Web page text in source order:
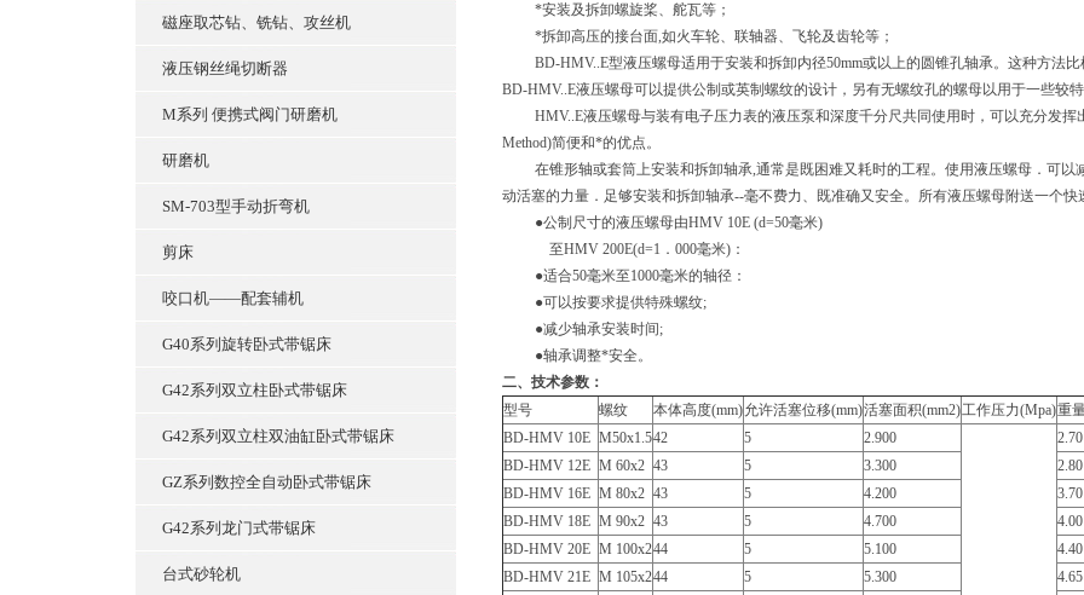
磁座取芯钻、铣钻、攻丝机
液压钢丝绳切断器
M系列 便携式阀门研磨机
研磨机
SM-703型手动折弯机
剪床
咬口机——配套辅机
G40系列旋转卧式带锯床
G42系列双立柱卧式带锯床
G42系列双立柱双油缸卧式带锯床
GZ系列数控全自动卧式带锯床
G42系列龙门式带锯床
台式砂轮机
*安装及拆卸螺旋桨、舵瓦等；
*拆卸高压的接台面,如火车轮、联轴器、飞轮及齿轮等；
BD-HMV..E型液压螺母适用于安装和拆卸内径50mm或以上的圆锥孔轴承。这种方法比
BD-HMV..E液压螺母可以提供公制或英制螺纹的设计，另有无螺纹孔的螺母以用于一些较
HMV..E液压螺母与装有电子压力表的液压泵和深度千分尺共同使用时，可以充分发挥
Method)简便和*的优点。
在锥形轴或套筒上安装和拆卸轴承,通常是既困难又耗时的工程。使用液压螺母．可以
动活塞的力量．足够安装和拆卸轴承--毫不费力、既准确又安全。所有液压螺母附送一个
●公制尺寸的液压螺母由HMV 10E (d=50毫米)
至HMV 200E(d=1．000毫米)：
●适合50毫米至1000毫米的轴径：
●可以按要求提供特殊螺纹;
●减少轴承安装时间;
●轴承调整*安全。
二、技术参数：
型号
螺纹 本体高度(mm)允许活塞位移(mm)活塞面积(mm2)工作压力(Mpa)重
BD-HMV 10E M50x1.542 5 2.900
2.70
BD-HMV 12E M 60x2 43 5 3.300
2.80
BD-HMV 16E M 80x2 43 5 4.200
3.70
BD-HMV 18E M 90x2 43 5 4.700
4.00
BD-HMV 20E M 100x244 5 5.100
4.40
BD-HMV 21E M 105x244 5 5.300
4.65